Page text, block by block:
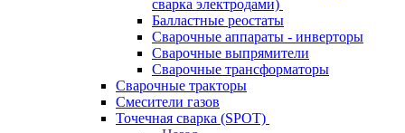
сварка электродами)
Балластные реостаты
Сварочные аппараты - инверторы
Сварочные выпрямители
Сварочные трансформаторы
Сварочные тракторы
Смесители газов
Точечная сварка (SPOT)